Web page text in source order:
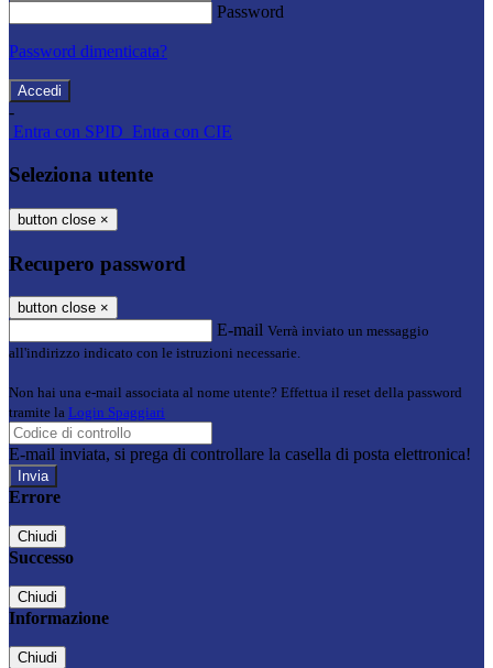
Password
Password dimenticata?
-
Entra con SPID Entra con CIE
Seleziona utente
button close ×
Recupero password
button close ×
E-mail Verrà inviato un messaggio
all'indirizzo indicato con le istruzioni necessarie.
Non hai una e-mail associata al nome utente? Effettua il reset della password
tramite la Login Spaggiari
E-mail inviata, si prega di controllare la casella di posta elettronica!
Errore
Chiudi
Successo
Chiudi
Informazione
Chiudi